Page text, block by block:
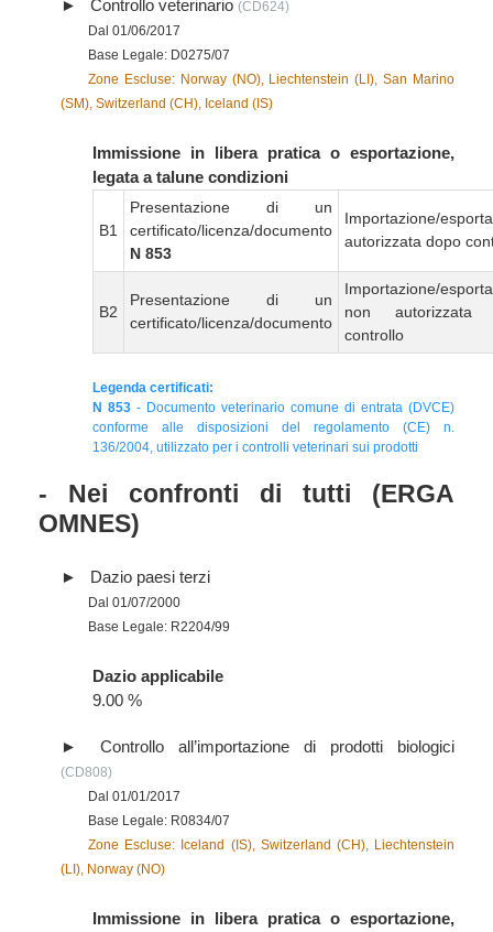
Controllo veterinario (CD624)
Dal 01/06/2017
Base Legale: D0275/07
Zone Escluse: Norway (NO), Liechtenstein (LI), San Marino
(SM), Switzerland (CH), Iceland (IS)
Immissione in libera pratica o esportazione,
legata a talune condizioni
B1
Presentazione di un
certificato/licenza/documento
N 853
Importazione/
autorizzata dopo
B2
Presentazione di un
certificato/licenza/documento
Importazione/
non autorizzata
controllo
Legenda certificati:
N 853 - Documento veterinario comune di entrata (DVCE)
conforme alle disposizioni del regolamento (CE) n.
136/2004, utilizzato per i controlli veterinari sui prodotti
- Nei confronti di tutti (ERGA
OMNES)
Dazio paesi terzi
Dal 01/07/2000
Base Legale: R2204/99
Dazio applicabile
9.00 %
Controllo all’importazione di prodotti biologici
(CD808)
Dal 01/01/2017
Base Legale: R0834/07
Zone Escluse: Iceland (IS), Switzerland (CH), Liechtenstein
(LI), Norway (NO)
Immissione in libera pratica o esportazione,